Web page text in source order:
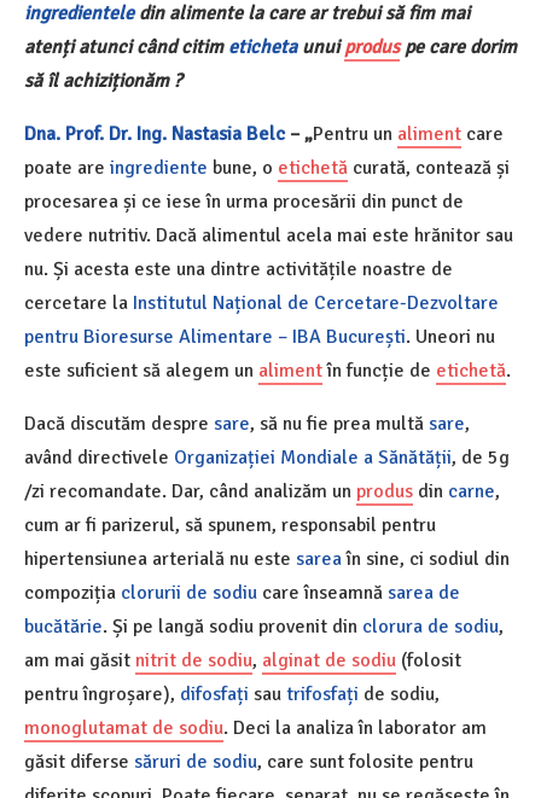
ingredienteledin alimente la care ar trebui să fim mai
atenți atunci când citim etichetaunuiproduspe care dorim
să îl achiziționăm ?
Dna. Prof. Dr. Ing. Nastasia Belc – „Pentru un aliment care
poate are ingrediente bune, o etichetă curată, contează și
procesarea și ce iese în urma procesării din punct de
vedere nutritiv. Dacă alimentul acela mai este hrănitor sau
nu. Și acesta este una dintre activitățile noastre de
cercetare la Institutul Național de Cercetare-Dezvoltare
pentru Bioresurse Alimentare – IBA București. Uneori nu
este suficient să alegem un alimentîn funcție de etichetă.
Dacă discutăm despre sare, să nu fie prea multă sare,
având directivele Organizației Mondiale a Sănătății, de 5g
/zi recomandate. Dar, când analizăm un produs din carne,
cum ar fi parizerul, să spunem, responsabil pentru
hipertensiunea arterială nu este sareaîn sine, ci sodiul din
compoziția clorurii de sodiu care înseamnă sarea de
bucătărie. Și pe langă sodiu provenit din clorura de sodiu,
am mai găsit nitrit de sodiu, alginat de sodiu (folosit
pentru îngroșare), difosfați sau trifosfați de sodiu,
monoglutamat de sodiu. Deci la analiza în laborator am
găsit diferse săruri de sodiu, care sunt folosite pentru